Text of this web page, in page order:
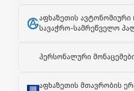
აფხაზეთის ავტონომიური
სავაჭრო-სამრეწველო
პერსონალური
აფხაზეთის მთავრობის